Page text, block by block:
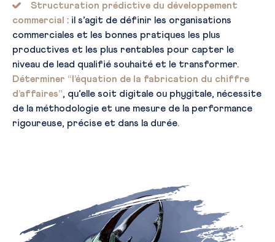
Structuration prédictive du développement
commercial
: il s’agit de définir les organisations
commerciales et les bonnes pratiques les plus
productives et les plus rentables pour capter le
niveau de lead qualifié souhaité et le transformer.
Déterminer “l’équation de la fabrication du chiffre
d’affaires”, qu’elle soit digitale ou phygitale, nécessite
de la méthodologie et une mesure de la performance
rigoureuse, précise et dans la durée.